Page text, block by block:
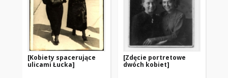
[Kobiety spacerujące
ulicami Łucka]
[Zdęcie portretowe
dwóch kobiet]